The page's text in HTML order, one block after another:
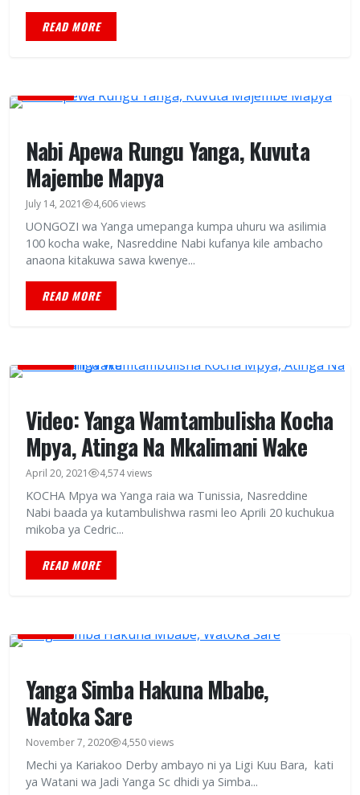
READ MORE
Nabi Apewa Rungu Yanga, Kuvuta
Majembe Mapya
July 14, 2021 4,606 views
UONGOZI wa Yanga umepanga kumpa uhuru wa asilimia
100 kocha wake, Nasreddine Nabi kufanya kile ambacho
anaona kitakuwa sawa kwenye...
READ MORE
Video: Yanga Wamtambulisha Kocha
Mpya, Atinga Na Mkalimani Wake
April 20, 2021 4,574 views
KOCHA Mpya wa Yanga raia wa Tunissia, Nasreddine
Nabi baada ya kutambulishwa rasmi leo Aprili 20 kuchukua
mikoba ya Cedric...
READ MORE
Yanga Simba Hakuna Mbabe,
Watoka Sare
November 7, 2020 4,550 views
Mechi ya Kariakoo Derby ambayo ni ya Ligi Kuu Bara, kati
ya Watani wa Jadi Yanga Sc dhidi ya Simba...